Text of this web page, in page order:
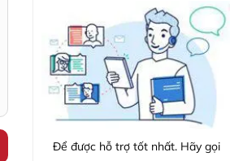
Để được hỗ trợ tốt nhất. Hãy gọi